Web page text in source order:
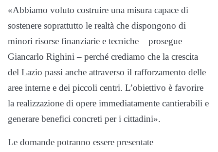
«Abbiamo voluto costruire una misura capace di
sostenere soprattutto le realtà che dispongono di
minori risorse finanziarie e tecniche – prosegue
Giancarlo Righini – perché crediamo che la crescita
del Lazio passi anche attraverso il rafforzamento delle
aree interne e dei piccoli centri. L’obiettivo è favorire
la realizzazione di opere immediatamente cantierabili e
generare benefici concreti per i cittadini».
Le domande potranno essere presentate